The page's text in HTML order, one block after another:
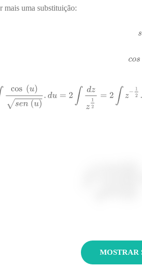
mais uma substituição: